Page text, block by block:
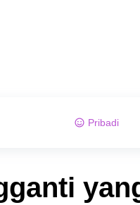
Pribadi